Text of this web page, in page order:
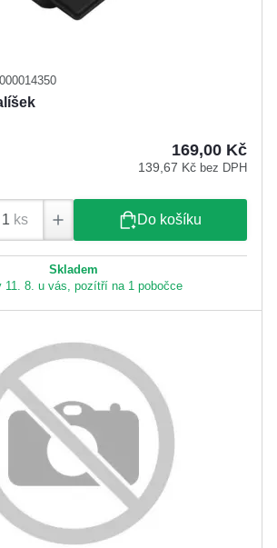
169,00 Kč
139,67 Kč bez DPH
ks Do košíku
Skladem
11. 8. u vás, pozítří na 1 pobočce